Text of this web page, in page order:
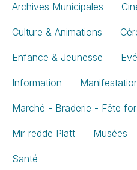
Archives Municipales
Culture & Animations
Enfance & Jeunesse
Information
Marché - Braderie - Fête
Mir redde Platt Musées
Santé